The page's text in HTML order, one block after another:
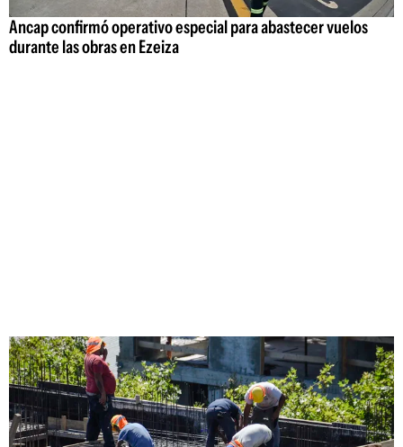
Ancap confirmó operativo especial para abastecer vuelos
durante las obras en Ezeiza